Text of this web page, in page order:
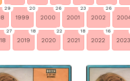
29 20
1999
26
2000
23
2001
26
2002
27 18
2019
22
2020
18
2021
16
2022 2023